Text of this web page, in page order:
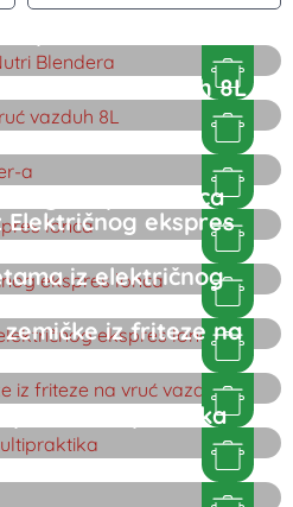
na vruć vazduh 8L
ekspres lonca
ekspres
iz električnog
zemičke iz friteze na
profi multipraktika